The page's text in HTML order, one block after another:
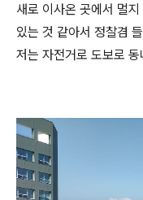
새로 이사온 곳에서 멀
있는 것 같아서 정찰겸
저는 자전거로 도보로